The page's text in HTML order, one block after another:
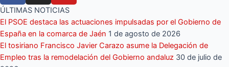
ÚLTIMAS NOTICIAS
El PSOE destaca las actuaciones impulsadas por el Gobierno de
España en la comarca de Jaén 1 de agosto de 2026
El tosiriano Francisco Javier Carazo asume la Delegación de
Empleo tras la remodelación del Gobierno andaluz 30 de julio de